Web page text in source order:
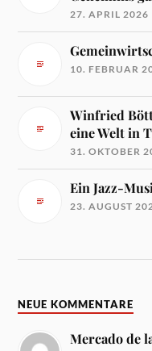
27. APRIL 2026
10. FEBRUAR
Winfried
eine Welt in
31. OKTOBER
Ein Jazz-
23. AUGUST
NEUE KOMMENTARE
Mercado de